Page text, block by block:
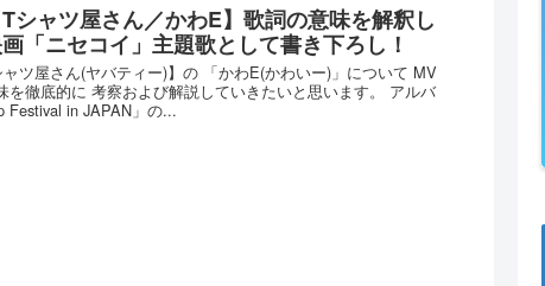
Tシャツ屋さん／かわE】歌詞の意味を解釈し
「ニセコイ」主題歌として書き下ろし！
ャツ屋さん(ヤバティー)】の 「かわE(かわいー)」について MV
を徹底的に 考察および解説していきたいと思います。 アルバ
Festival in JAPAN」の...